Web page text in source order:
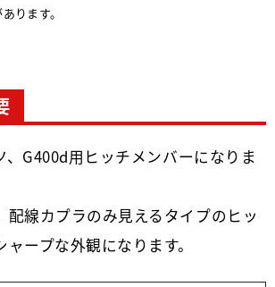
ります。
、G400d用ヒッチメンバーになりま
配線カプラのみ見えるタイプのヒッ
ープな外観になります。